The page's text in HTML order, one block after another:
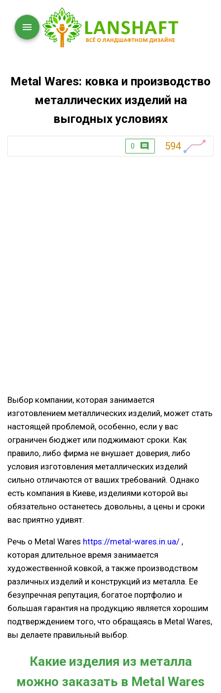
Metal Wares: ковка и производство
металлических изделий на
выгодных условиях
0 594
Выбор компании, которая занимается
изготовлением металлических изделий, может стать
настоящей проблемой, особенно, если у вас
ограничен бюджет или поджимают сроки. Как
правило, либо фирма не внушает доверия, либо
условия изготовления металлических изделий
сильно отличаются от ваших требований. Однако
есть компания в Киеве, изделиями которой вы
обязательно останетесь довольны, а цены и сроки
вас приятно удивят.
Речь о Metal Wares https://metal-wares.in.ua/ ,
которая длительное время занимается
художественной ковкой, а также производством
различных изделий и конструкций из металла. Ее
безупречная репутация, богатое портфолио и
большая гарантия на продукцию является хорошим
подтверждением того, что обращаясь в Metal Wares,
вы делаете правильный выбор.
Какие изделия из металла
можно заказать в Metal Wares